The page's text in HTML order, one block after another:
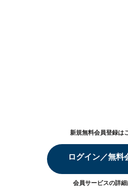
新規無料会員登録は
ログイン／無料
会員サービスの詳